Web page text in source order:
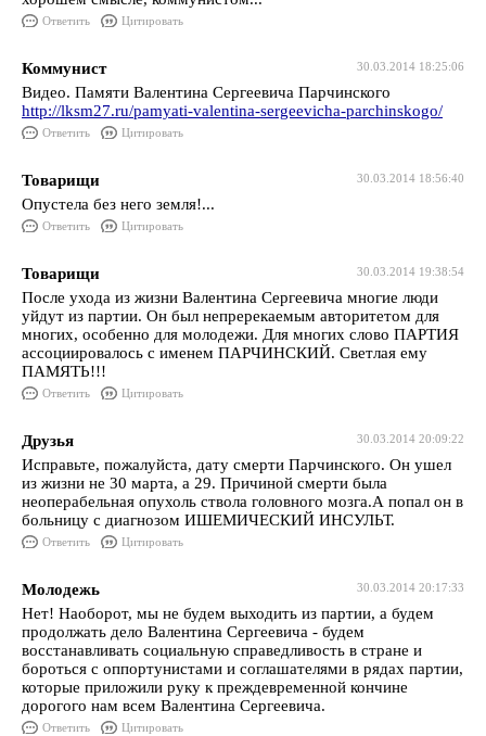
Ответить Цитировать
30.03.2014 18:25:06
Коммунист
Видео. Памяти Валентина Сергеевича Парчинского
http://lksm27.ru/pamyati-valentina-sergeevicha-parchinskogo/
Ответить Цитировать
30.03.2014 18:56:40
Товарищи
Опустела без него земля!...
Ответить Цитировать
30.03.2014 19:38:54
Товарищи
После ухода из жизни Валентина Сергеевича многие люди
уйдут из партии. Он был непререкаемым авторитетом для
многих, особенно для молодежи. Для многих слово ПАРТИЯ
ассоциировалось с именем ПАРЧИНСКИЙ. Светлая ему
ПАМЯТЬ!!!
Ответить Цитировать
30.03.2014 20:09:22
Друзья
Исправьте, пожалуйста, дату смерти Парчинского. Он ушел
из жизни не 30 марта, а 29. Причиной смерти была
неоперабельная опухоль ствола головного мозга.А попал он в
больницу с диагнозом ИШЕМИЧЕСКИЙ ИНСУЛЬТ.
Ответить Цитировать
30.03.2014 20:17:33
Молодежь
Нет! Наоборот, мы не будем выходить из партии, а будем
продолжать дело Валентина Сергеевича - будем
восстанавливать социальную справедливость в стране и
бороться с оппортунистами и соглашателями в рядах партии,
которые приложили руку к преждевременной кончине
дорогого нам всем Валентина Сергеевича.
Ответить Цитировать